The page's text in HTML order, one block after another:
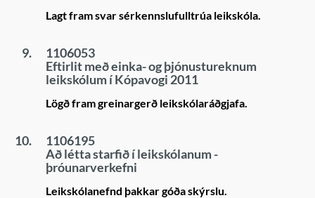
Lagt fram svar sérkennslufulltrúa leikskóla.
9.
1106053
Eftirlit með einka- og þjónustureknum
leikskólum í Kópavogi 2011
Lögð fram greinargerð leikskólaráðgjafa.
10.
1106195
Að létta starfið í leikskólanum -
þróunarverkefni
Leikskólanefnd þakkar góða skýrslu.